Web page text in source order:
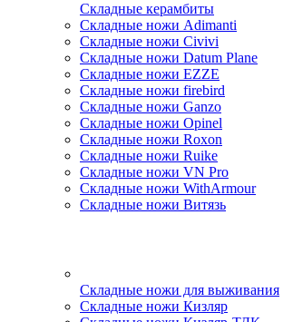
Складные керамбиты
Складные ножи Adimanti
Складные ножи Civivi
Складные ножи Datum Plane
Складные ножи EZZE
Складные ножи firebird
Складные ножи Ganzo
Складные ножи Opinel
Складные ножи Roxon
Складные ножи Ruike
Складные ножи VN Pro
Складные ножи WithArmour
Складные ножи Витязь
Складные ножи для выживания
Складные ножи Кизляр